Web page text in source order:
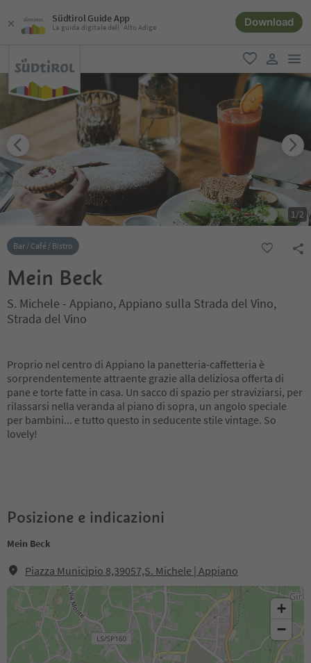
Südtirol Guide App
La guida digitale dell´Alto Adige Download
favoriti
user link
1/2
Bar / Café / Bistro
Mein Beck
S. Michele - Appiano, Appiano sulla Strada del Vino,
Strada del Vino
Proprio nel centro di Appiano la panetteria-caffetteria è
sorprendentemente attraente grazie alla deliziosa offerta di
pane e torte fatte in casa. Un sacco di spazio per straviziarsi, per
rilassarsi nella veranda al piano di sopra, un angolo speciale
per bambini... e tutto questo in seducente stile vintage. So
lovely!
Posizione e indicazioni
Mein Beck
Piazza Municipio 8,39057,S. Michele | Appiano
+
−